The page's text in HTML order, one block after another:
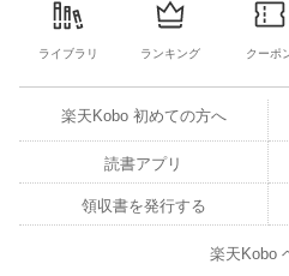
ライブラリ ランキング クーポ
楽天Kobo 初めての方へ
読書アプリ
領収書を発行する
楽天Kobo